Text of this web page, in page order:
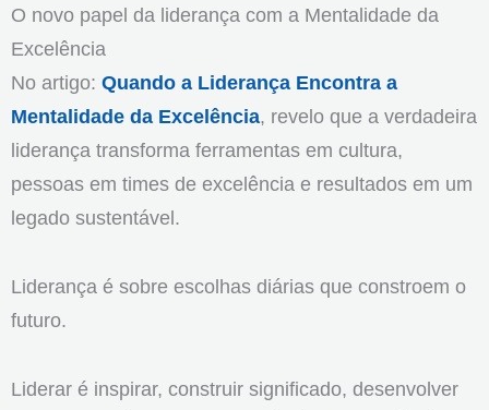
O novo papel da liderança com a Mentalidade da
Excelência
No artigo: Quando a Liderança Encontra a
Mentalidade da Excelência, revelo que a verdadeira
liderança transforma ferramentas em cultura,
pessoas em times de excelência e resultados em um
legado sustentável.
Liderança é sobre escolhas diárias que constroem o
futuro.
Liderar é inspirar, construir significado, desenvolver